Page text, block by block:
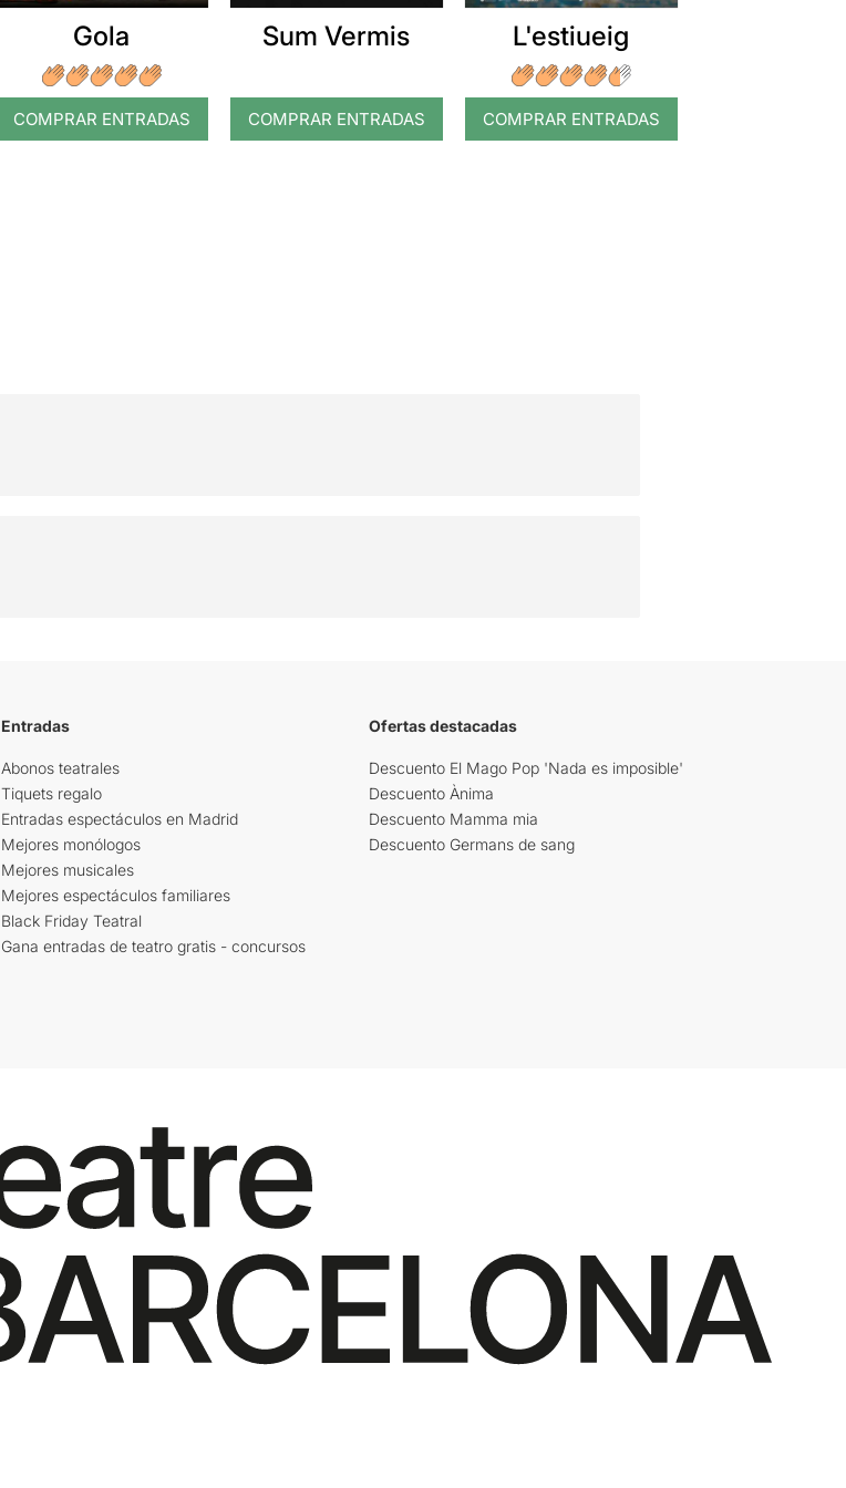
Gola
COMPRAR ENTRADAS
Sum Vermis
COMPRAR ENTRADAS
L'estiueig
COMPRAR ENTRADAS
Entradas
Abonos teatrales
Tiquets regalo
Entradas espectáculos en Madrid
Mejores monólogos
Mejores musicales
Mejores espectáculos familiares
Black Friday Teatral
Gana entradas de teatro gratis - concursos
Ofertas destacadas
Descuento El Mago Pop 'Nada es imposible'
Descuento Ànima
Descuento Mamma mia
Descuento Germans de sang